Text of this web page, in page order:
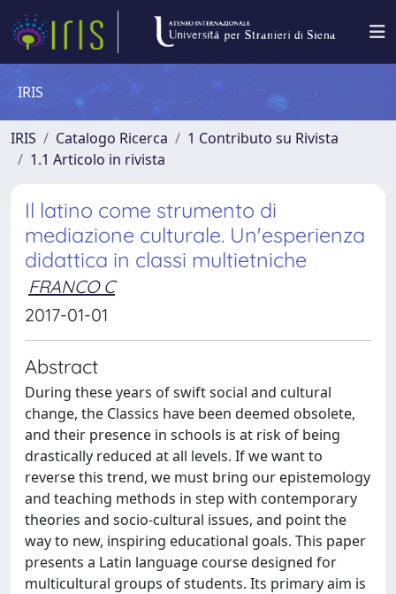
IRIS
IRIS Catalogo Ricerca
1 Contributo su Rivista
1.1 Articolo in rivista
Il latino come strumento di
mediazione culturale. Un'esperienza
didattica in classi multietniche
FRANCO C
2017-01-01
Abstract
During these years of swift social and cultural
change, the Classics have been deemed obsolete,
and their presence in schools is at risk of being
drastically reduced at all levels. If we want to
reverse this trend, we must bring our epistemology
and teaching methods in step with contemporary
theories and socio-cultural issues, and point the
way to new, inspiring educational goals. This paper
presents a Latin language course designed for
multicultural groups of students. Its primary aim is